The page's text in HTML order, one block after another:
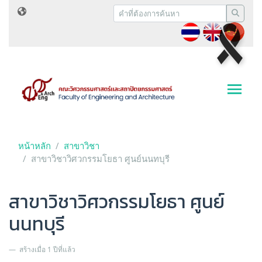
หน้าหลัก
สาขาวิชา
สาขาวิชาวิศวกรรมโยธา ศูนย์นนทบุรี
สาขาวิชาวิศวกรรมโยธา ศูนย์
นนทบุรี
สร้างเมื่อ 1 ปีที่แล้ว